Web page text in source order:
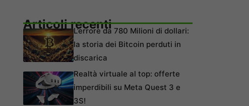
Articoli recentiL’errore da 780 Milioni di dollari:
la storia dei Bitcoin perduti in
discarica
Realtà virtuale al top: offerte
imperdibili su Meta Quest 3 e
3S!